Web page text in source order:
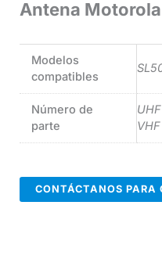
Antena
Modelos
compatibles
Número de
parte
CONTÁCTANOS PARA